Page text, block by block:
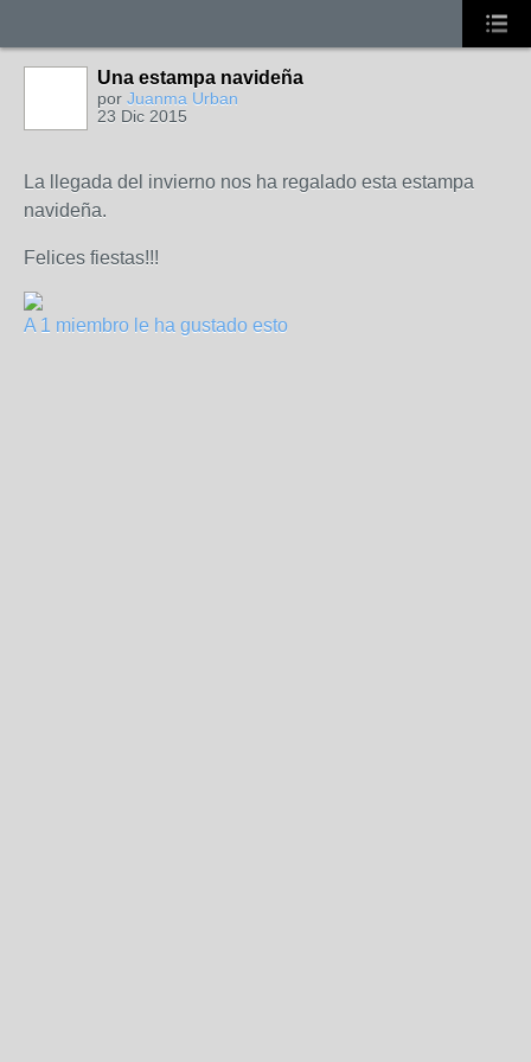
Una estampa navideña
por Juanma Urban
23 Dic 2015
La llegada del invierno nos ha regalado esta estampa
navideña.
Felices fiestas!!!
A 1 miembro le ha gustado esto